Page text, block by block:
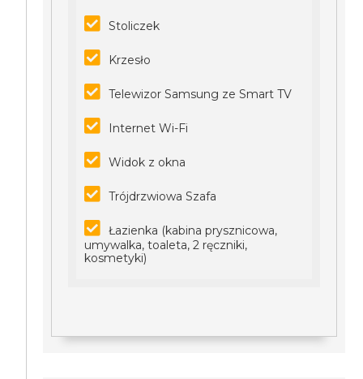
Stoliczek
Krzesło
Telewizor Samsung ze Smart TV
Internet Wi-Fi
Widok z okna
Trójdrzwiowa Szafa
Łazienka (kabina prysznicowa,
umywalka, toaleta, 2 ręczniki,
kosmetyki)